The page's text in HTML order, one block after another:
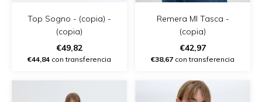
Top Sogno - (copia) -
(copia)
€49,82
€44,84 con transferencia
Remera Ml Tasca -
(copia)
€42,97
€38,67 con transferencia